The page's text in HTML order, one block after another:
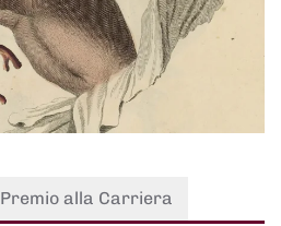
Premio alla Carriera